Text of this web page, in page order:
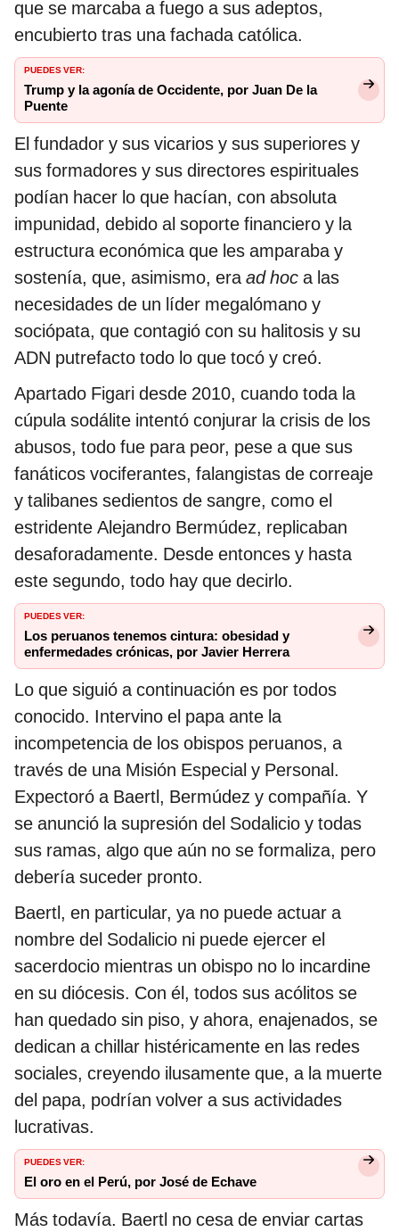
que se marcaba a fuego a sus adeptos,
encubierto tras una fachada católica.
PUEDES VER:
Trump y la agonía de Occidente, por Juan De la
Puente
El fundador y sus vicarios y sus superiores y
sus formadores y sus directores espirituales
podían hacer lo que hacían, con absoluta
impunidad, debido al soporte financiero y la
estructura económica que les amparaba y
sostenía, que, asimismo, eraad hoc a las
necesidades de un líder megalómano y
sociópata, que contagió con su halitosis y su
ADN putrefacto todo lo que tocó y creó.
Apartado Figari desde 2010, cuando toda la
cúpula sodálite intentó conjurar la crisis de los
abusos, todo fue para peor, pese a que sus
fanáticos vociferantes, falangistas de correaje
y talibanes sedientos de sangre, como el
estridente Alejandro Bermúdez, replicaban
desaforadamente. Desde entonces y hasta
este segundo, todo hay que decirlo.
PUEDES VER:
Los peruanos tenemos cintura: obesidad y
enfermedades crónicas, por Javier Herrera
Lo que siguió a continuación es por todos
conocido. Intervino el papa ante la
incompetencia de los obispos peruanos, a
través de una Misión Especial y Personal.
Expectoró a Baertl, Bermúdez y compañía. Y
se anunció la supresión del Sodalicio y todas
sus ramas, algo que aún no se formaliza, pero
debería suceder pronto.
Baertl, en particular, ya no puede actuar a
nombre del Sodalicio ni puede ejercer el
sacerdocio mientras un obispo no lo incardine
en su diócesis. Con él, todos sus acólitos se
han quedado sin piso, y ahora, enajenados, se
dedican a chillar histéricamente en las redes
sociales, creyendo ilusamente que, a la muerte
del papa, podrían volver a sus actividades
lucrativas.
PUEDES VER:
El oro en el Perú, por José de Echave
Más todavía. Baertl no cesa de enviar cartas